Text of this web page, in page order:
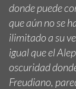
donde puede
que aún no se
ilimitado a su
igual que el
oscuridad
Freudiano,